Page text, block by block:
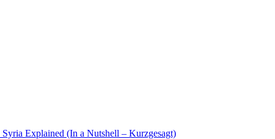
Explained (In a Nutshell – Kurzgesagt)